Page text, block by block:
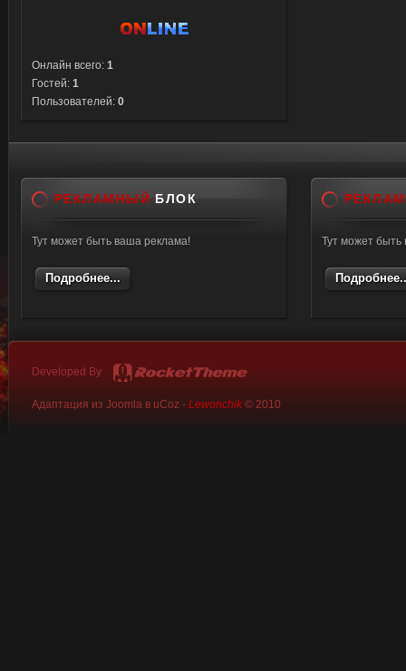
Онлайн всего: 1
Гостей: 1
Пользователей: 0
РЕКЛАМНЫЙ БЛОК
Тут может быть ваша реклама!
Подробнее...
Тут может
Developed By
Адаптация из Joomla в uCoz - Lewonchik© 2010